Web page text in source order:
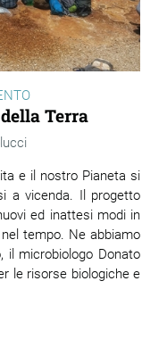
Terra
e il nostro Pianeta si
a vicenda. Il progetto
ed inattesi modi in
tempo. Ne abbiamo
il microbiologo Donato
le risorse biologiche e